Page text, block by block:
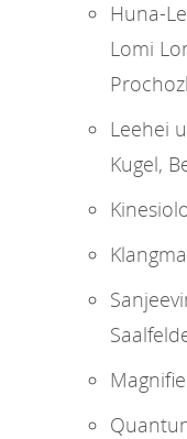
Huna-
Lomi
Leehei
Kugel,